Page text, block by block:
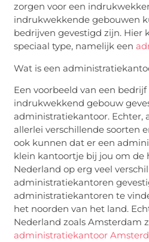
zorgen voor een
indrukwekkende gebouwen
bedrijven gevestigd zijn. Hier
speciaal type, namelijk een
Wat is een
Een voorbeeld van een
indrukwekkend gebouw
administratiekantoor.
allerlei verschillende soorten
ook kunnen dat er een
klein kantoortje bij jou om de
Nederland op erg veel
administratiekantoren
administratiekantoren te
het noorden van het land.
Nederland zoals Amsterdam
administratiekantoor